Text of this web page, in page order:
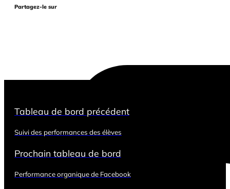
Partagez-le sur
Tableau de bord précédent
Suivi des performances des élèves
Prochain tableau de bord
Performance organique de Facebook